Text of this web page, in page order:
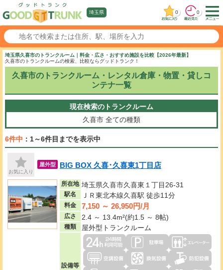
埼玉県 0 0
埼玉県久喜市のトランクルーム｜料金・広さ・おすすめ施設を比較【2026年最新】
久喜市のトランクルームの検索、比較ならグッドトランク！
久喜市のトランクルーム・レンタル倉庫・物置・貸しコ
ンテナ一覧
現在検索のトランクルーム
久喜市 全ての種類
6件中 ：1～6件目までを表示中
お気に入り
屋外型 BIG BOX 久喜･久喜東1丁目店
所在地 埼玉県久喜市久喜東１丁目26-31
駅名 ＪＲ東北本線久喜駅 徒歩11分
料金 7,150 ～ 26,950円/月
広さ 2.4 ～ 13.4m²(約1.5 ～ 8帖)
種類 屋外型トランクルーム
設備等